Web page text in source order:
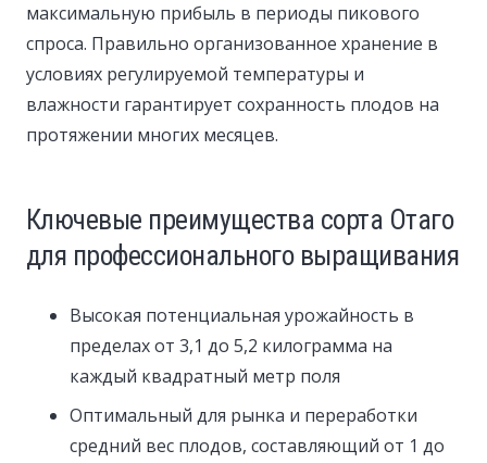
максимальную прибыль в периоды пикового
спроса. Правильно организованное хранение в
условиях регулируемой температуры и
влажности гарантирует сохранность плодов на
протяжении многих месяцев.
Ключевые преимущества сорта Отаго
для профессионального выращивания
Высокая потенциальная урожайность в
пределах от 3,1 до 5,2 килограмма на
каждый квадратный метр поля
Оптимальный для рынка и переработки
средний вес плодов, составляющий от 1 до